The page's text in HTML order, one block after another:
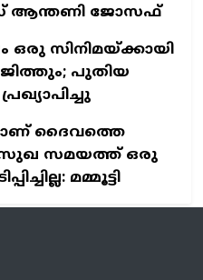
ആന്തണി ജോസഫ്
സിനിമയ്ക്കായി
പുതിയ
ദൈവത്തെ
സമയത്ത് ഒരു
മമ്മൂട്ടി